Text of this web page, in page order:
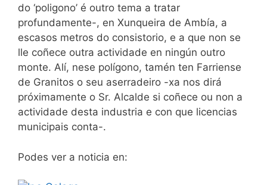
do ‘poligono’ é outro tema a tratar
profundamente-, en Xunqueira de Ambía, a
escasos metros do consistorio, e a que non se
lle coñece outra actividade en ningún outro
monte. Alí, nese polígono, tamén ten Farriense
de Granitos o seu aserradeiro -xa nos dirá
próximamente o Sr. Alcalde si coñece ou non a
actividade desta industria e con que licencias
municipais conta-.
Podes ver a noticia en: